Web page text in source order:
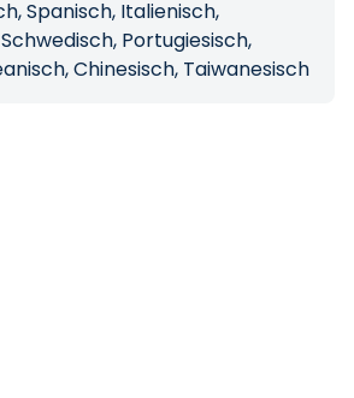
Spanisch, Italienisch,
Portugiesisch,
Chinesisch, Taiwanesisch